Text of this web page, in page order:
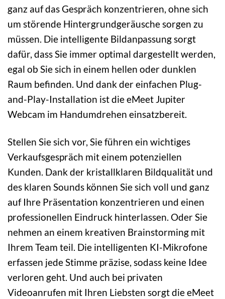
ganz auf das Gespräch konzentrieren, ohne sich
um störende Hintergrundgeräusche sorgen zu
müssen. Die intelligente Bildanpassung sorgt
dafür, dass Sie immer optimal dargestellt werden,
egal ob Sie sich in einem hellen oder dunklen
Raum befinden. Und dank der einfachen Plug-
and-Play-Installation ist die eMeet Jupiter
Webcam im Handumdrehen einsatzbereit.
Stellen Sie sich vor, Sie führen ein wichtiges
Verkaufsgespräch mit einem potenziellen
Kunden. Dank der kristallklaren Bildqualität und
des klaren Sounds können Sie sich voll und ganz
auf Ihre Präsentation konzentrieren und einen
professionellen Eindruck hinterlassen. Oder Sie
nehmen an einem kreativen Brainstorming mit
Ihrem Team teil. Die intelligenten KI-Mikrofone
erfassen jede Stimme präzise, sodass keine Idee
verloren geht. Und auch bei privaten
Videoanrufen mit Ihren Liebsten sorgt die eMeet